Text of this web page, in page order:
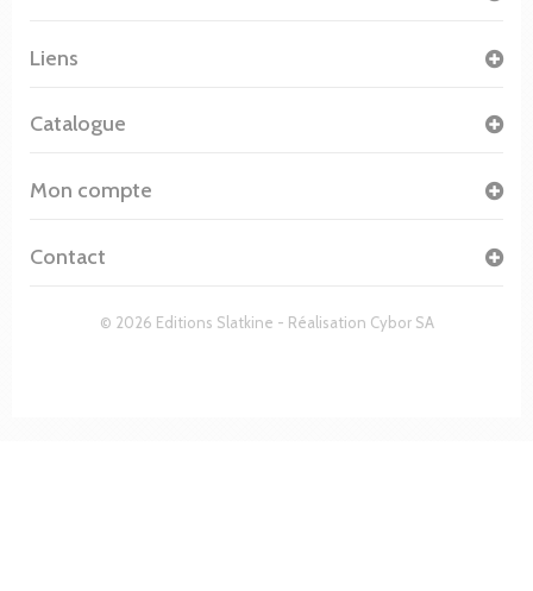
© 2026 Editions Slatkine - Réalisation Cybor SA
Liens
Catalogue
Mon compte
Contact